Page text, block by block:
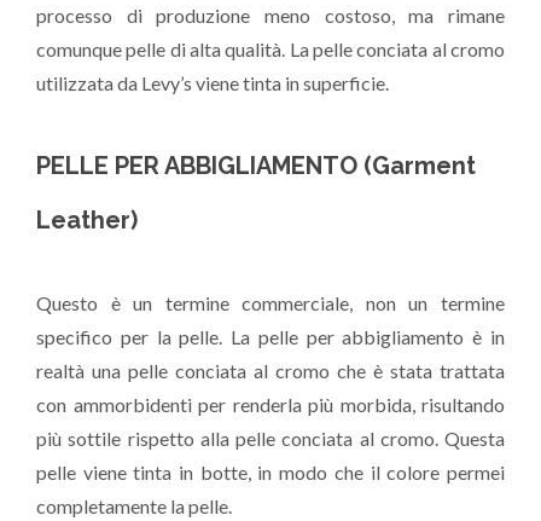
processo di produzione meno costoso, ma rimane
comunque pelle di alta qualità. La pelle conciata al cromo
utilizzata da Levy’s viene tinta in superficie.
PELLE PER ABBIGLIAMENTO (Garment
Leather)
Questo è un termine commerciale, non un termine
specifico per la pelle. La pelle per abbigliamento è in
realtà una pelle conciata al cromo che è stata trattata
con ammorbidenti per renderla più morbida, risultando
più sottile rispetto alla pelle conciata al cromo. Questa
pelle viene tinta in botte, in modo che il colore permei
completamente la pelle.